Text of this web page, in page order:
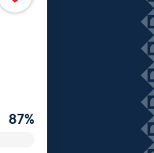
87%